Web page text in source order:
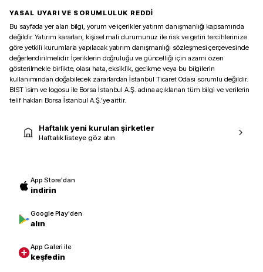
YASAL UYARI VE SORUMLULUK REDDİ
Bu sayfada yer alan bilgi, yorum ve içerikler yatırım danışmanlığı kapsamında
değildir. Yatırım kararları, kişisel mali durumunuz ile risk ve getiri tercihlerinize
göre yetkili kurumlarla yapılacak yatırım danışmanlığı sözleşmesi çerçevesinde
değerlendirilmelidir. İçeriklerin doğruluğu ve güncelliği için azami özen
gösterilmekle birlikte, olası hata, eksiklik, gecikme veya bu bilgilerin
kullanımından doğabilecek zararlardan İstanbul Ticaret Odası sorumlu değildir.
BIST isim ve logosu ile Borsa İstanbul A.Ş. adına açıklanan tüm bilgi ve verilerin
telif hakları Borsa İstanbul A.Ş.’ye aittir.
Haftalık yeni kurulan şirketler
Haftalık listeye göz atın
App Store'dan
indirin
Google Play'den
alın
App Galeri ile
keşfedin